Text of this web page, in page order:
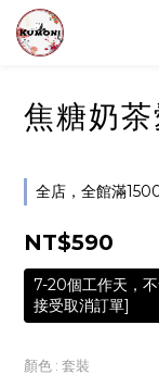
焦糖奶
全店，全館滿
NT$590
7-20個工作天，
接受取消訂單]
顏色 : 套裝